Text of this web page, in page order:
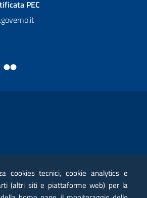
PEC
YouTube
PEC
cookies tecnici, cookie analytics e
(altri siti e piattaforme web) per la